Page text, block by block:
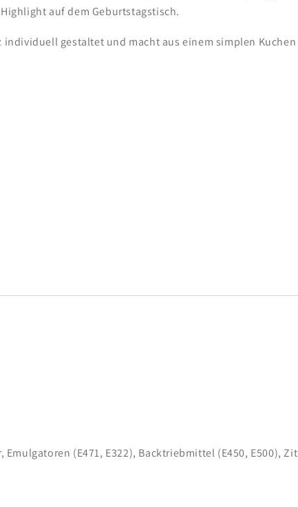
auf dem Geburtstagstisch.
individuell gestaltet und macht aus einem simplen
(E471, E322), Backtriebmittel (E450, E500),